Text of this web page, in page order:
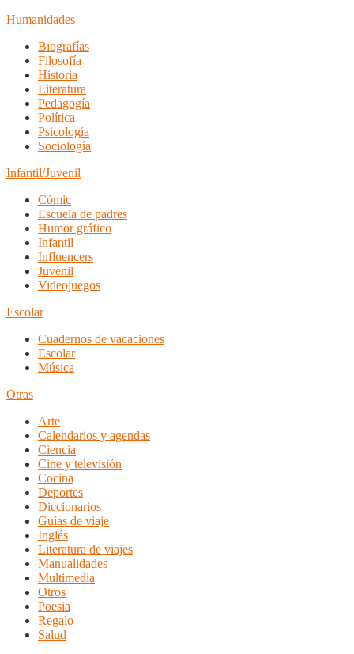
Humanidades
Biografías
Filosofía
Historia
Literatura
Pedagogía
Política
Psicología
Sociología
Infantil/Juvenil
Cómic
Escuela de padres
Humor gráfico
Infantil
Influencers
Juvenil
Videojuegos
Escolar
Cuadernos de vacaciones
Escolar
Música
Otras
Arte
Calendarios y agendas
Ciencia
Cine y televisión
Cocina
Deportes
Diccionarios
Guías de viaje
Inglés
Literatura de viajes
Manualidades
Multimedia
Otros
Poesia
Regalo
Salud